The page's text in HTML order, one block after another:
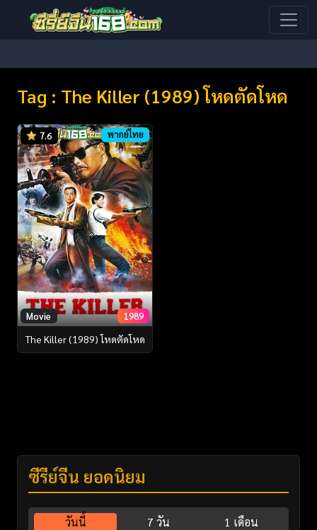
Tag : The Killer (1989) โหดตัดโหด
7.6 พากย์ไทย
Movie 1989
The Killer (1989) โหดตัดโหด
ซีรี่ย์จีน ยอดนิยม
วันนี้ 7 วัน 1 เดือน